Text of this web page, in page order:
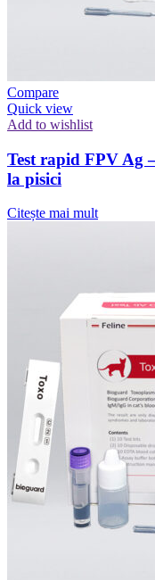
Compare
Quick view
Add to wishlist
Test rapid FPV Ag
la pisici
Citește mai mult